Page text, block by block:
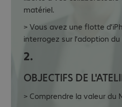
matériel.
> Vous avez une flotte
interrogez sur l’adoption du
2.
OBJECTIFS DE
> Comprendre la valeur du